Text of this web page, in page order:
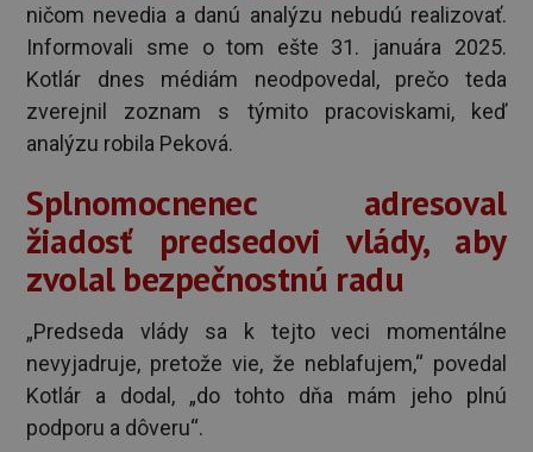
ničom nevedia a danú analýzu nebudú realizovať.
Informovali sme o tom ešte 31. januára 2025.
Kotlár dnes médiám neodpovedal, prečo teda
zverejnil zoznam s týmito pracoviskami, keď
analýzu robila Peková.
Splnomocnenec adresoval
žiadosť predsedovi vlády, aby
zvolal bezpečnostnú radu
„Predseda vlády sa k tejto veci momentálne
nevyjadruje, pretože vie, že neblafujem,“ povedal
Kotlár a dodal, „do tohto dňa mám jeho plnú
podporu a dôveru“.